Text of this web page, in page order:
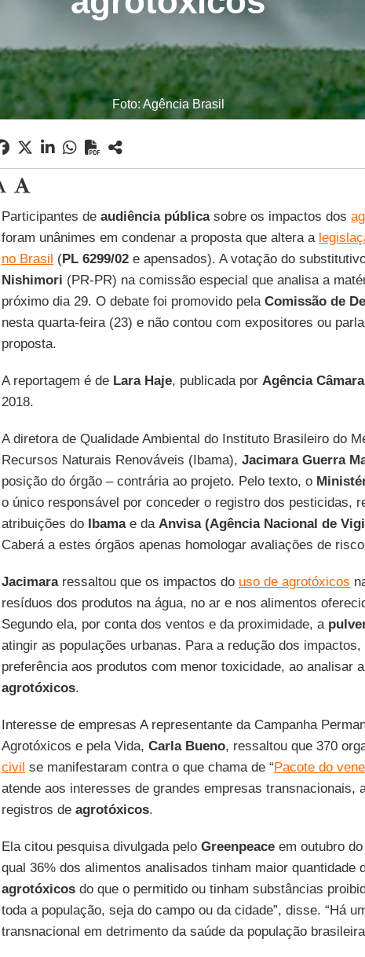
Foto: Agência Brasil
Participantes de audiência públicasobre os impactos dos
foram unânimes em condenar a proposta que altera a
no Brasil (PL 6299/02e apensados). A votação do
Nishimori (PR-PR) na comissão especial que analisa a
próximo dia 29. O debate foi promovido pela Comissão de
nesta quarta-feira (23) e não contou com expositores ou
proposta.
A reportagem é de Lara Haje, publicada por Agência
2018.
A diretora de Qualidade Ambiental do Instituto Brasileiro do
Recursos Naturais Renováveis (Ibama), Jacimara Guerra
posição do órgão – contrária ao projeto. Pelo texto, o
o único responsável por conceder o registro dos pesticidas,
atribuições do Ibamae da Anvisa (Agência Nacional de
Caberá a estes órgãos apenas homologar avaliações de
Jacimararessaltou que os impactos do uso de agrotóxicos
resíduos dos produtos na água, no ar e nos alimentos
Segundo ela, por conta dos ventos e da proximidade, a
atingir as populações urbanas. Para a redução dos impactos,
preferência aos produtos com menor toxicidade, ao analisar
agrotóxicos.
Interesse de empresas A representante da Campanha
Agrotóxicos e pela Vida, Carla Bueno, ressaltou que 370
civil se manifestaram contra o que chama de “Pacote do
atende aos interesses de grandes empresas transnacionais,
registros de agrotóxicos.
Ela citou pesquisa divulgada pelo Greenpeaceem outubro do
qual 36% dos alimentos analisados tinham maior quantidade
agrotóxicosdo que o permitido ou tinham substâncias
toda a população, seja do campo ou da cidade”, disse. “Há
transnacional em detrimento da saúde da população